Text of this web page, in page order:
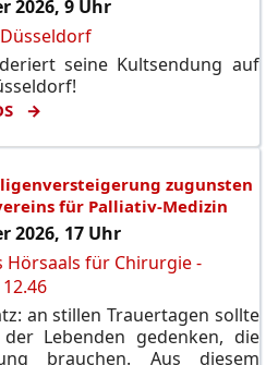
2026, 9 Uhr
seine Kultsendung auf
zugunsten
für Palliativ-Medizin
2026, 17 Uhr
Hörsaals für Chirurgie -
an stillen Trauertagen sollte
Lebenden gedenken, die
brauchen. Aus diesem